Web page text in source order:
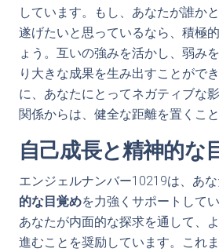
しています。もし、あなたが誰か
遂げたいと思っているなら、積極
ょう。互いの強みを活かし、弱み
り大きな成果を生み出すことがで
に、あなたにとってネガティブな
関係からは、健全な距離を置くこと
自己成長と精神的な
エンジェルナンバー10219は、あ
的な目覚めを力強くサポートして
あなたが内面的な探求を通して、
進むことを奨励しています。これ